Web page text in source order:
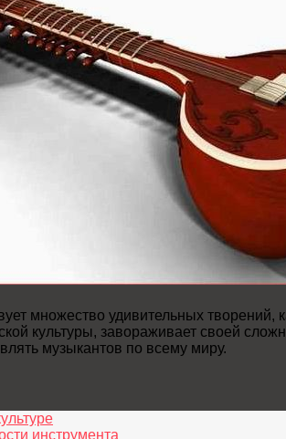
множество удивительных
культуры, завораживает своей
музыкантов по всему миру.
инструмента